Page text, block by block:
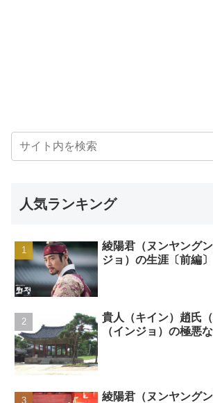
人気ランキング
綾陽君（ヌンヤング
ジョ）の生涯〔前編〕
貴人（キイン）趙氏
（インジョ）の極悪
綾陽君（ヌンヤング